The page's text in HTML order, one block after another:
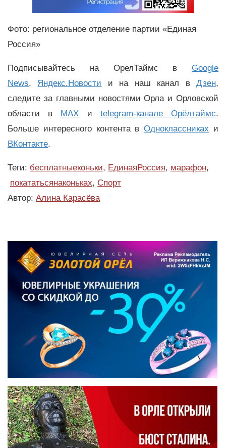
Фото: региональное отделение партии «Единая
Россия»
Подписывайтесь на ОрелТаймс в Google
News, Яндекс.Новости и на наш канал вДзен,
следите за главными новостями Орла и Орловской
области в MAX и telegram-канале Орёлтаймс.
Больше интересного контента вОдноклассниках и
ВКонтакте.
Теги: бесплатныеконьки, ЕдинаяРоссия, марафон,
покататьсянаконьках, Спорт
Автор: Алина Карасёва